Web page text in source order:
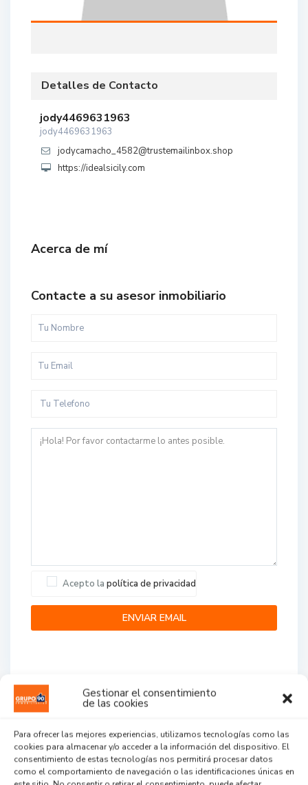
Gestionar el consentimiento
de las cookies
Para ofrecer las mejores experiencias, utilizamos tecnologías como las
cookies para almacenar y/o acceder a la información del dispositivo. El
consentimiento de estas tecnologías nos permitirá procesar datos
como el comportamiento de navegación o las identificaciones únicas en
Detalles de Contacto
jody4469631963
jody4469631963
jodycamacho_4582@trustemailinbox.shop
https://idealsicily.com
Acerca de mí
Contacte a su asesor inmobiliario
Acepto la política de privacidad
...